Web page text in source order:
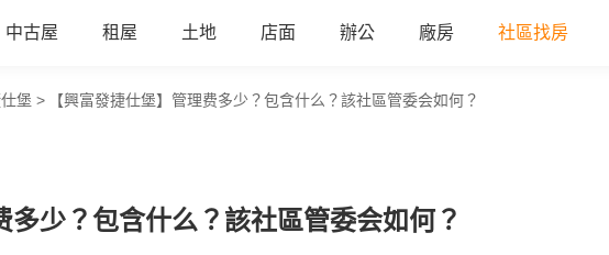
中古屋 租屋 土地 店面 辦公 廠房 社區找房
堡 > 【興富發捷仕堡】管理费多少？包含什么？該社區管委会如何？
多少？包含什么？該社區管委会如何？